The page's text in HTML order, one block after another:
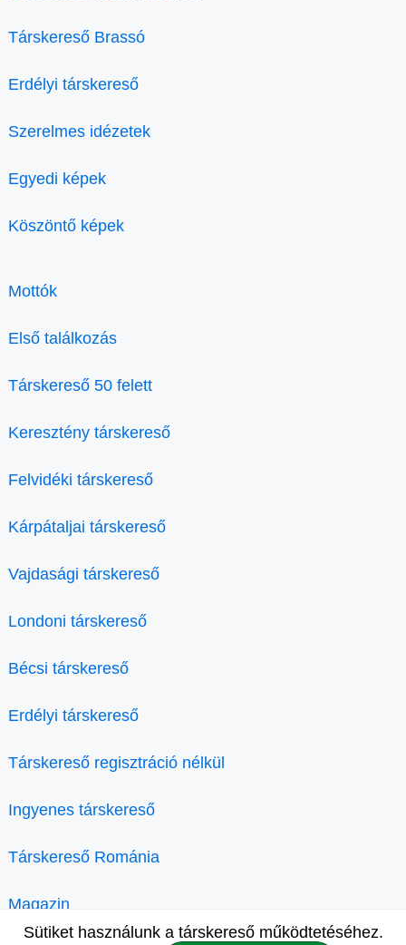
Társkereső Brassó
Erdélyi társkereső
Szerelmes idézetek
Egyedi képek
Köszöntő képek
Mottók
Első találkozás
Társkereső 50 felett
Keresztény társkereső
Felvidéki társkereső
Kárpátaljai társkereső
Vajdasági társkereső
Londoni társkereső
Bécsi társkereső
Erdélyi társkereső
Társkereső regisztráció nélkül
Ingyenes társkereső
Társkereső Románia
Magazin
Sütiket használunk a társkereső működtetéséhez.